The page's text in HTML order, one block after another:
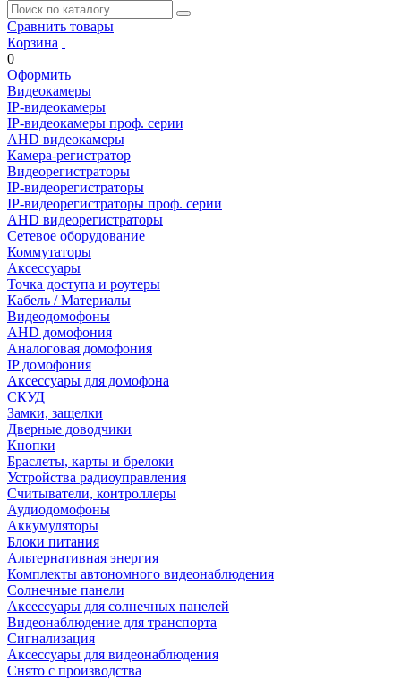
Сравнить товары
Корзина
0
Оформить
Видеокамеры
IP-видеокамеры
IP-видеокамеры проф. серии
AHD видеокамеры
Камера-регистратор
Видеорегистраторы
IP-видеорегистраторы
IP-видеорегистраторы проф. серии
AHD видеорегистраторы
Сетевое оборудование
Коммутаторы
Аксессуары
Точка доступа и роутеры
Кабель / Материалы
Видеодомофоны
AHD домофония
Аналоговая домофония
IP домофония
Аксессуары для домофона
СКУД
Замки, защелки
Дверные доводчики
Кнопки
Браслеты, карты и брелоки
Устройства радиоуправления
Считыватели, контроллеры
Аудиодомофоны
Аккумуляторы
Блоки питания
Альтернативная энергия
Комплекты автономного видеонаблюдения
Солнечные панели
Аксессуары для солнечных панелей
Видеонаблюдение для транспорта
Сигнализация
Аксессуары для видеонаблюдения
Снято с производства